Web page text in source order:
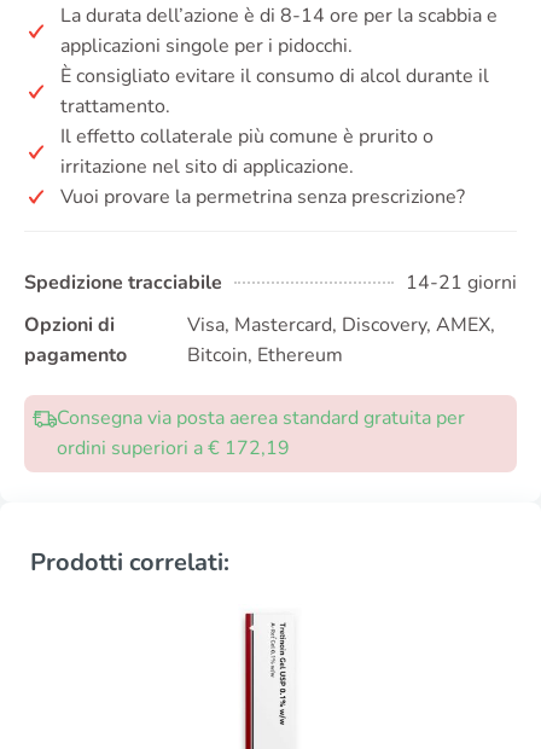
La durata dell’azione è di 8-14 ore per la scabbia e
applicazioni singole per i pidocchi.
È consigliato evitare il consumo di alcol durante il
trattamento.
Il effetto collaterale più comune è prurito o
irritazione nel sito di applicazione.
Vuoi provare la permetrina senza prescrizione?
Spedizione tracciabile
14-21 giorni
Opzioni di
pagamento
Visa, Mastercard, Discovery, AMEX,
Bitcoin, Ethereum
Consegna via posta aerea standard gratuita per
ordini superiori a € 172,19
Prodotti correlati: